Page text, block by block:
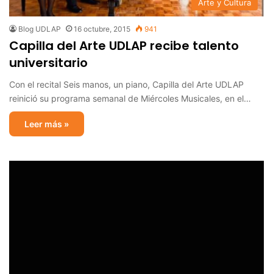
Arte y Cultura
Blog UDLAP 16 octubre, 2015 941
Capilla del Arte UDLAP recibe talento
universitario
Con el recital Seis manos, un piano, Capilla del Arte UDLAP
reinició su programa semanal de Miércoles Musicales, en el…
Leer más »